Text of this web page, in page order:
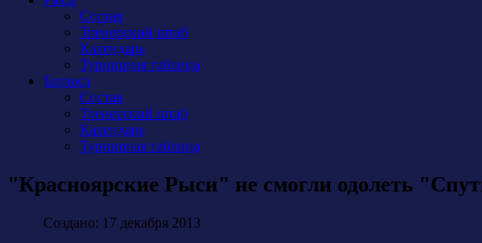
Состав
Тренерский штаб
Календарь
Турнирная таблица
Бирюса
Состав
Тренерский штаб
Календарь
Турнирная таблица
"Красноярские Рыси" не смогли одолеть
Создано: 17 декабря 2013